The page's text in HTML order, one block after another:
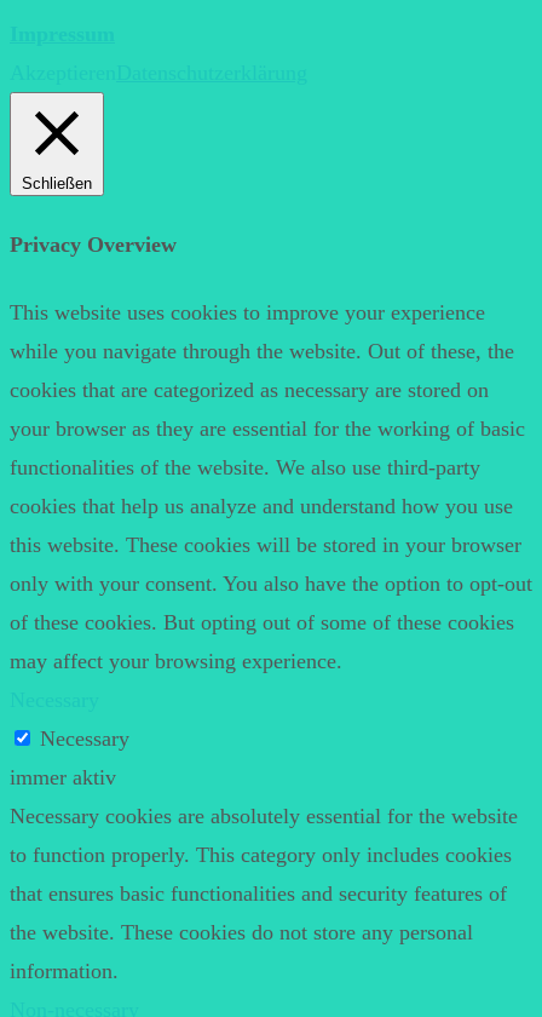
Schließen
Privacy Overview
This website uses cookies to improve your experience
while you navigate through the website. Out of these, the
cookies that are categorized as necessary are stored on
your browser as they are essential for the working of basic
functionalities of the website. We also use third-party
cookies that help us analyze and understand how you use
this website. These cookies will be stored in your browser
only with your consent. You also have the option to opt-out
of these cookies. But opting out of some of these cookies
may affect your browsing experience.
Necessary
immer aktiv
Necessary cookies are absolutely essential for the website
to function properly. This category only includes cookies
that ensures basic functionalities and security features of
the website. These cookies do not store any personal
information.